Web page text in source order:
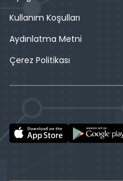
Kullanım Koşulları
Aydınlatma Metni
Çerez Politikası